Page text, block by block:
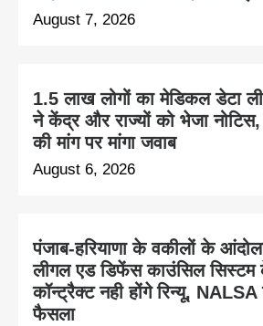
August 7, 2026
1.5 लाख लोगों का मेडिकल डेटा
ने केंद्र और राज्यों को भेजा
की मांग पर मांगा जवाब
August 6, 2026
पंजाब-हरियाणा के वकीलों के
लीगल एड डिफेंस काउंसिल सिस्टम
कॉन्ट्रैक्ट नही होंगे रिन्यू, NALSA
फैसला